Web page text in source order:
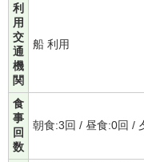
利
用
交
通
機
関
船 利用
食
事
回
数
朝食:3回 / 昼食:0回 /